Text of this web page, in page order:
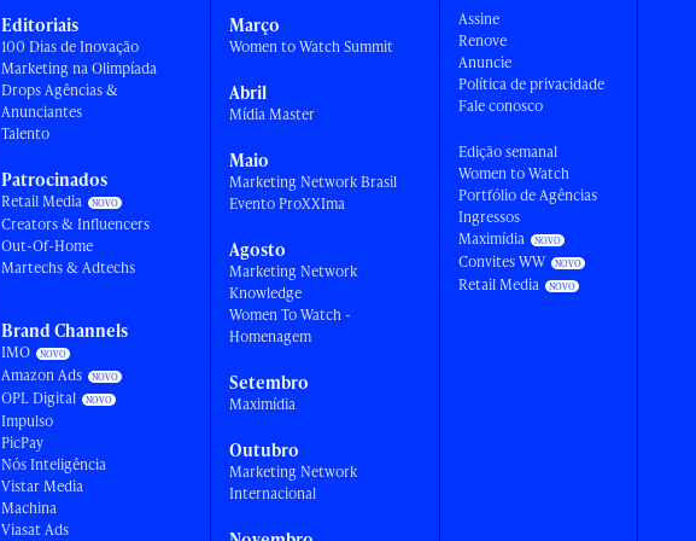
Editoriais
100 Dias de Inovação
Marketing na Olimpíada
Drops Agências &
Anunciantes
Talento
Patrocinados
Retail Media
Creators & Influencers
Out-Of-Home
Martechs & Adtechs
Brand Channels
IMO
Amazon Ads
OPL Digital
Impulso
PicPay
Nós Inteligência
Vistar Media
Machina
Viasat Ads
Março
Women to Watch Summit
Abril
Mídia Master
Maio
Marketing Network Brasil
Evento ProXXIma
Agosto
Marketing Network
Knowledge
Women To Watch -
Homenagem
Setembro
Maximídia
Outubro
Marketing Network
Internacional
Assine
Renove
Anuncie
Política de privacidade
Fale conosco
Edição semanal
Women to Watch
Portfólio de Agências
Ingressos
Maximídia
Convites WW
Retail Media